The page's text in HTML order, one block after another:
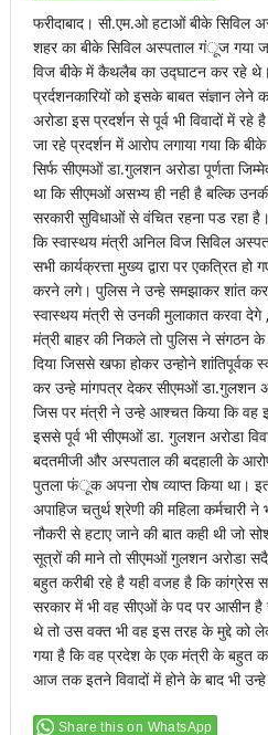
फरीदाबाद। सी.एम.ओ हटाओं बीके सिविल
शहर का बीके सिविल अस्पताल गंूज गया
विज बीके में कैथलैब का उद्घाटन कर रहे थे।
प्रर्दशनकारियों को इसके बाबत संज्ञान
अरोडा इस प्रदर्शन से पूर्व भी विवादों में रहे
जा रहे प्रदर्शन में आरोप लगाया गया कि
सिर्फ सीएमओं डा.गुलशन अरोडा पूर्णता
था कि सीएमओं असभ्य ही नही है बल्कि
सरकारी सुविधाओं से वंचित रहना पड रहा
कि स्वास्थय मंत्री अनिल विज सिविल
सभी कार्यक्रत्ता मुख्य द्वारा पर एकत्रित
करने लगे। पुलिस ने उन्हे समझाकर शांत
स्वास्थय मंत्री से उनकी मुलाकात करवा
मंत्री बाहर की निकले तो पुलिस ने संगठन
दिया जिससे खफा होकर उन्होने शांतिपूर्वक
कर उन्हे मांगपत्र देकर सीएमओं डा.गुलशन
जिस पर मंत्री ने उन्हे आश्चत किया कि वह
इससे पूर्व भी सीएमओं डा. गुलशन अरोडा
बदतमीजी और अस्पताल की बदहाली के
पुतला फंूक अपना रोष व्याप्त किया था।
अपाहिज चतुर्थ श्रेणी की महिला कर्मचारी
नौकरी से हटाए जाने की बात कही थी जो
सूत्रों की माने तो सीएमओं गुलशन अरोडा
बहुत करीबी रहे है यही वजह है कि कांग्रेस
सरकार में भी वह सीएओं के पद पर आसीन
थे तो उस वक्त भी वह इस तरह के मुद्दे को
गया है कि वह प्रदेश के एक मंत्री के बहुत
आज तक इतने विवादों में होने के बाद भी उन्हे
Share this on WhatsApp